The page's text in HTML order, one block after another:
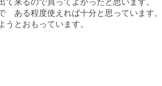
ある程度使えれば十分と思っています。
とおもっています。